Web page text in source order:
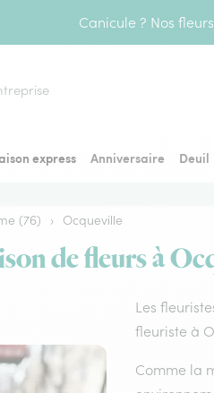
Canicule ? Nos
express Anniversaire Deuil
(76) › Ocqueville
de fleurs à
Les
fleuriste à
Comme la